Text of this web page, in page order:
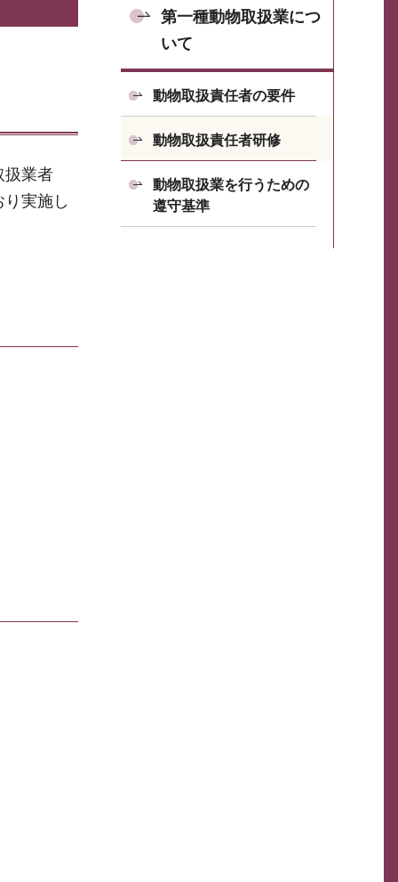
扱業者
実施し
第一種動物取扱業につ
いて
動物取扱責任者の要件
動物取扱責任者研修
動物取扱業を行うための
遵守基準